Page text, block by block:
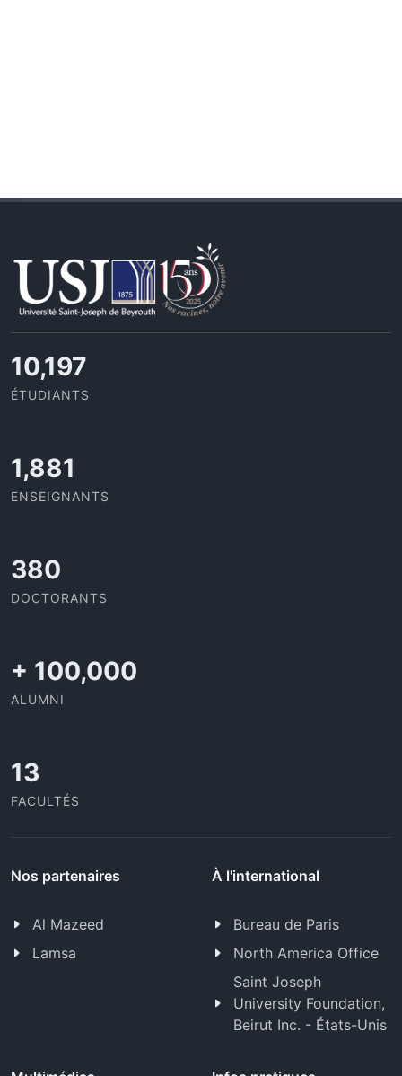
11,727
ÉTUDIANTS
2,142
ENSEIGNANTS
437
DOCTORANTS
+ 100,000
ALUMNI
13
FACULTÉS
Nos partenaires
Al Mazeed
Lamsa
À l'international
Bureau de Paris
North America Office
Saint Joseph
University Foundation,
Beirut Inc. - États-Unis